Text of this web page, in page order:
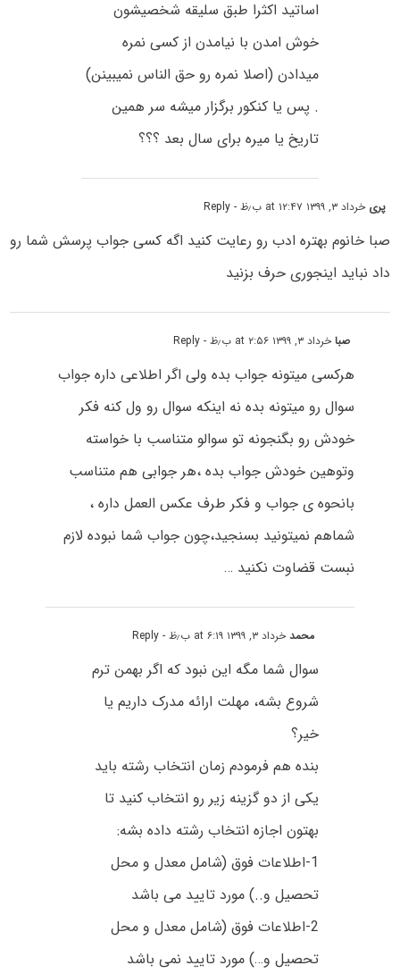
اساتید اکثرا طبق سلیقه شخصیشون
خوش امدن با نیامدن از کسی نمره
میدادن (اصلا نمره رو حق الناس نمیبینن)
. پس یا کنکور برگزار میشه سر همین
تاریخ یا میره برای سال بعد ؟؟؟
پری خرداد ۳, ۱۳۹۹ at ۱۲:۴۷ ب٫ظ - Reply
صبا خانوم بهتره ادب رو رعایت کنید اگه کسی جواب پرسش شما رو
داد نباید اینجوری حرف بزنید
صباخرداد ۳, ۱۳۹۹ at ۲:۵۶ ب٫ظ - Reply
هرکسی میتونه جواب بده ولی اگر اطلاعی داره جواب
سوال رو میتونه بده نه اینکه سوال رو ول کنه فکر
خودش رو بگنجونه تو سوالو متناسب با خواسته
وتوهین خودش جواب بده ،هر جوابی هم متناسب
بانحوه ی جواب و فکر طرف عکس العمل داره ،
شماهم نمیتونید بسنجید،چون جواب شما نبوده لازم
نبست قضاوت نکنید …
محمدخرداد ۳, ۱۳۹۹ at ۶:۱۹ ب٫ظ - Reply
سوال شما مگه این نبود که اگر بهمن ترم
شروع بشه، مهلت ارائه مدرک داریم یا
خیر؟
بنده هم فرمودم زمان انتخاب رشته باید
یکی از دو گزینه زیر رو انتخاب کنید تا
بهتون اجازه انتخاب رشته داده بشه:
1-اطلاعات فوق (شامل معدل و محل
تحصیل و..) مورد تایید می باشد
2-اطلاعات فوق (شامل معدل و محل
تحصیل و…) مورد تایید نمی باشد